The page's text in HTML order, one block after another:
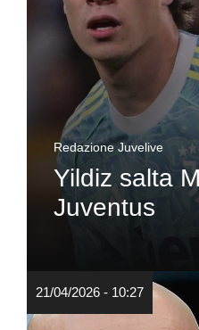
Redazione Juvelive
Yildiz salta
Juventus
21/04/2026 - 10:27